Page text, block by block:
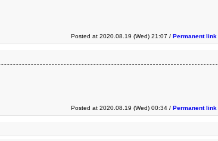
Posted at 2020.08.19 (Wed) 21:07 / Permanent link
Posted at 2020.08.19 (Wed) 00:34 / Permanent link